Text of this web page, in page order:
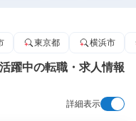
東京都 横浜市
躍中の転職・求人情報
詳細表示